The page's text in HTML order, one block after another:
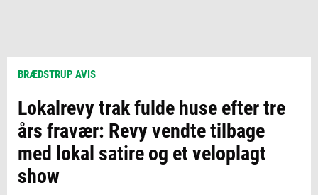
BRÆDSTRUP AVIS
Lokalrevy trak fulde huse efter tre
års fravær: Revy vendte tilbage
med lokal satire og et veloplagt
show